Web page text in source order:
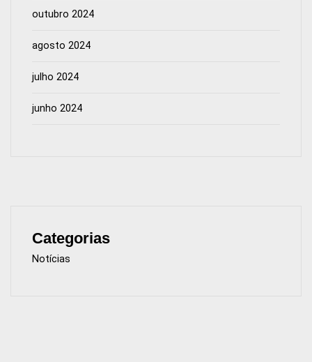
outubro 2024
agosto 2024
julho 2024
junho 2024
Categorias
Notícias